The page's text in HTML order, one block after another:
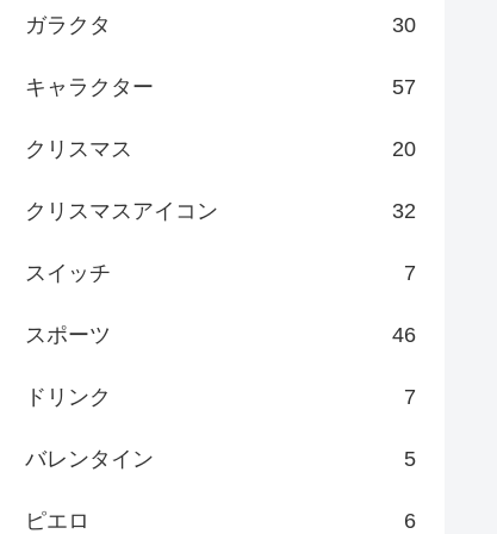
ガラクタ 30
キャラクター 57
クリスマス 20
クリスマスアイコン 32
スイッチ 7
スポーツ 46
ドリンク 7
バレンタイン 5
ピエロ 6